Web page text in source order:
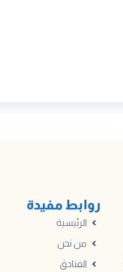
روابط مفيدة
الرئيسية
من نحن
الفنادق